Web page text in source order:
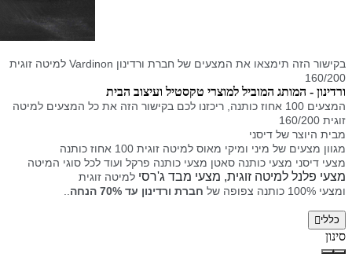
בקישור הזה תימצאו את המצעים של חברת ורדינון Vardinon למיטה זוגית
160/200
ורדינון - המותג המוביל למוצרי טקסטיל ועיצוב הבית
המצעים 100 אחוז כותנה, ריכזנו לכם בקישור הזה את כל המצעים למיטה
זוגית 160/200
מבית היוצר של דיסני
מגוון מצעים של מיני ומיקי מאוס למיטה זוגית 100 אחוז כותנה
מצעי דיסני מצעי כותנה סאטן מצעי כותנה פרקל ועוד לכל סוגי המיטה
מצעי פלנל למיטה זוגית, מצעי מבד ג'רסי למיטה זוגית
ומצעי 100% כותנה צפופה של
חברת ורדינון עד 70% הנחה
כללי
סינון